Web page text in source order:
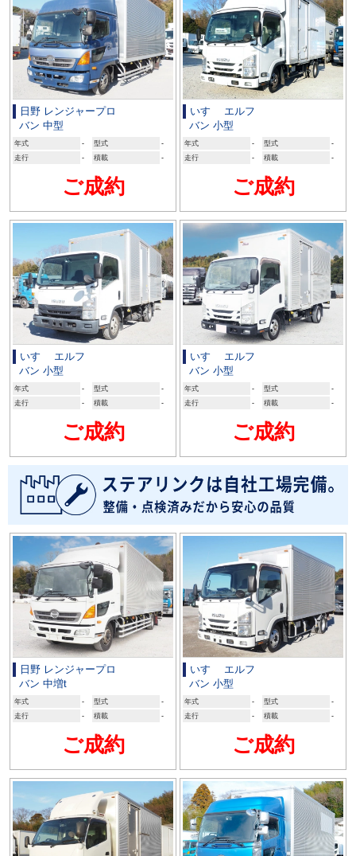
日野 レンジャープロ
バン 中型
年式 - 型式
-
走行
- 積載 -
ご成約
いすゞ エルフ
バン 小型
年式 - 型式
-
走行
- 積載 -
ご成約
いすゞ エルフ
バン 小型
年式 - 型式
-
走行
- 積載 -
ご成約
いすゞ エルフ
バン 小型
年式 - 型式
-
走行
- 積載 -
ご成約
日野 レンジャープロ
バン 中増t
年式 - 型式
-
走行
- 積載 -
ご成約
いすゞ エルフ
バン 小型
年式 - 型式
-
走行
- 積載 -
ご成約